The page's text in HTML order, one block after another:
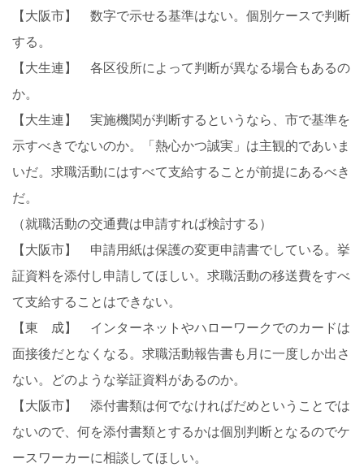
【大阪市】 数字で示せる基準はない。個別ケースで判断
する。
【大生連】 各区役所によって判断が異なる場合もあるの
か。
【大生連】 実施機関が判断するというなら、市で基準を
示すべきでないのか。「熱心かつ誠実」は主観的であいま
いだ。求職活動にはすべて支給することが前提にあるべき
だ。
（就職活動の交通費は申請すれば検討する）
【大阪市】 申請用紙は保護の変更申請書でしている。挙
証資料を添付し申請してほしい。求職活動の移送費をすべ
て支給することはできない。
【東 成】 インターネットやハローワークでのカードは
面接後だとなくなる。求職活動報告書も月に一度しか出さ
ない。どのような挙証資料があるのか。
【大阪市】 添付書類は何でなければだめということでは
ないので、何を添付書類とするかは個別判断となるのでケ
ースワーカーに相談してほしい。